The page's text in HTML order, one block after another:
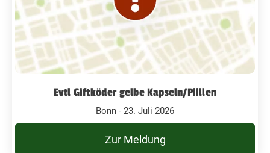
Evtl Giftköder gelbe Kapseln/Piillen
Bonn - 23. Juli 2026
Zur Meldung